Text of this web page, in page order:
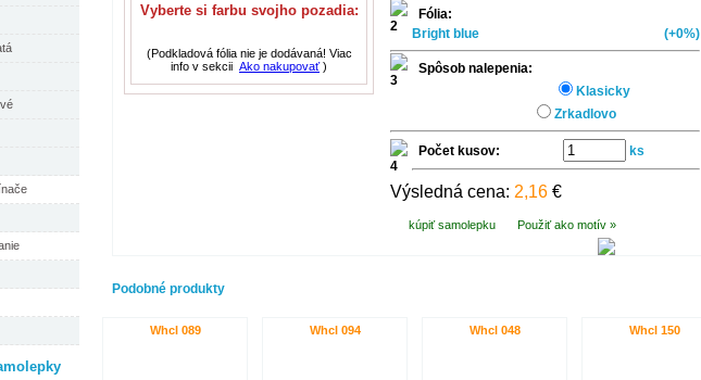
Vyberte si farbu svojho pozadia:
(Podkladová fólia nie je dodávaná! Viac
info v sekcii Ako nakupovať )
Fólia:
Bright blue
(+0%)
Spôsob nalepenia:
Klasicky
Zrkadlovo
Počet kusov: ks
Výsledná cena: 2,16 €
kúpiť samolepku Použiť ako motív »
Podobné produkty
Whcl 089 Whcl 094 Whcl 048 Whcl 150